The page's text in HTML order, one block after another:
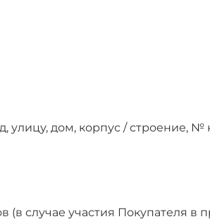
улицу, дом, корпус / строение,
(в случае участия Покупателя в